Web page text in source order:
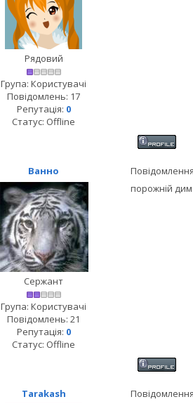
Рядовий
Група: Користувачі
Повідомлень: 17
Репутація: 0
Статус: Offline
Ванно
Сержант
Група: Користувачі
Повідомлень: 21
Репутація: 0
Статус: Offline
порожній
Tarakash